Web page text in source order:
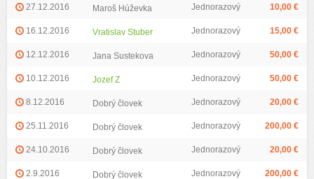
27.12.2016 Maroš Húževka Jednorazový 10,00 €
16.12.2016 Vratislav Stuber Jednorazový 15,00 €
12.12.2016 Jana Sustekova Jednorazový 50,00 €
10.12.2016 Jozef Z Jednorazový 50,00 €
8.12.2016 Dobrý človek Jednorazový 20,00 €
25.11.2016 Dobrý človek Jednorazový 200,00 €
24.10.2016 Dobrý človek Jednorazový 20,00 €
2.9.2016 Dobrý človek Jednorazový 200,00 €